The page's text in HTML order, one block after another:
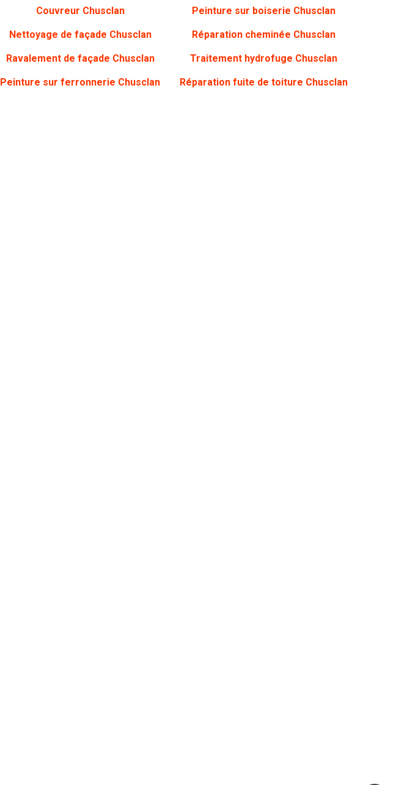
Couvreur Chusclan
Nettoyage de façade Chusclan
Ravalement de façade Chusclan
Peinture sur ferronnerie Chusclan
Peinture sur boiserie Chusclan
Réparation cheminée Chusclan
Traitement hydrofuge Chusclan
Réparation fuite de toiture Chusclan